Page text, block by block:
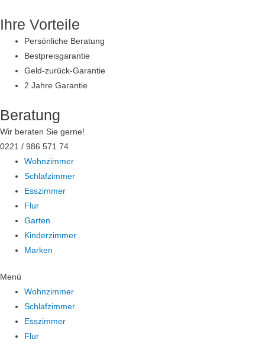
Inhalt
springen
Ihre Vorteile
Persönliche Beratung
Bestpreisgarantie
Geld-zurück-Garantie
2 Jahre Garantie
Beratung
Wir beraten Sie gerne!
0221 / 986 571 74
Wohnzimmer
Schlafzimmer
Esszimmer
Flur
Garten
Kinderzimmer
Marken
Menü
Wohnzimmer
Schlafzimmer
Esszimmer
Flur